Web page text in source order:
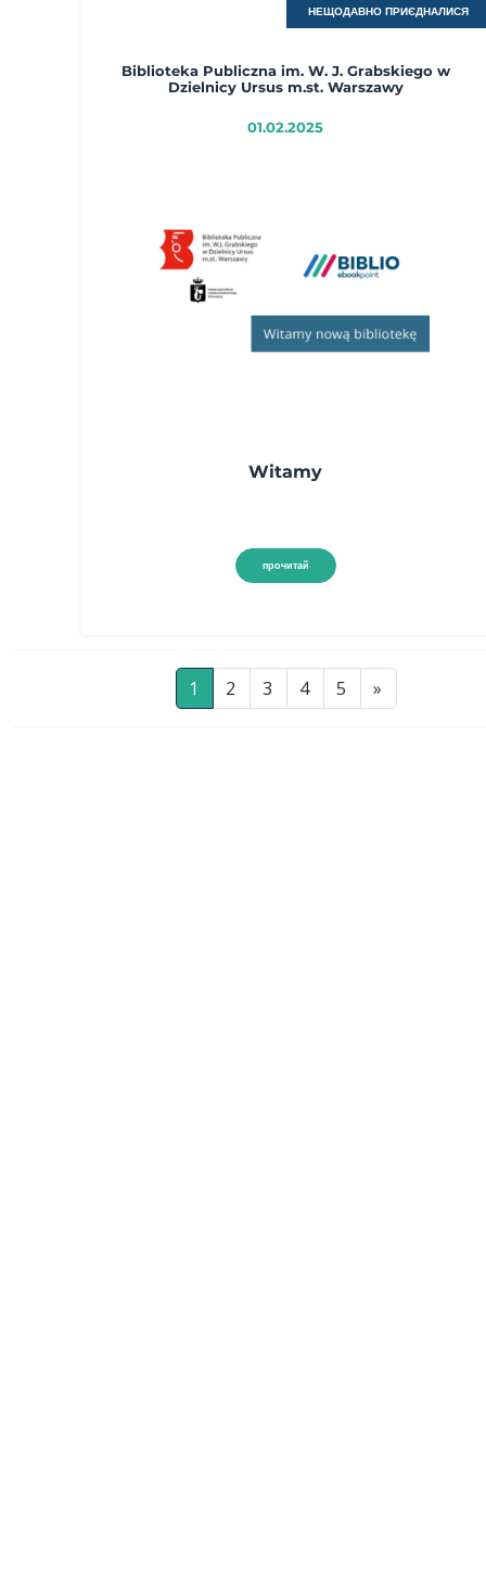
НЕЩОДАВНО ПРИЄДНАЛИСЯ
Biblioteka Publiczna im. W. J. Grabskiego w
Dzielnicy Ursus m.st. Warszawy
01.02.2025
Witamy
прочитай
1 2 3 4 5 »